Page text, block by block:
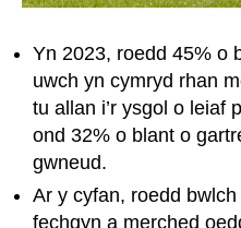
Yn 2023, roedd 45% o
uwch yn cymryd rhan
tu allan i’r ysgol o leiaf
ond 32% o blant o
gwneud.
Ar y cyfan, roedd
fechgyn a merched